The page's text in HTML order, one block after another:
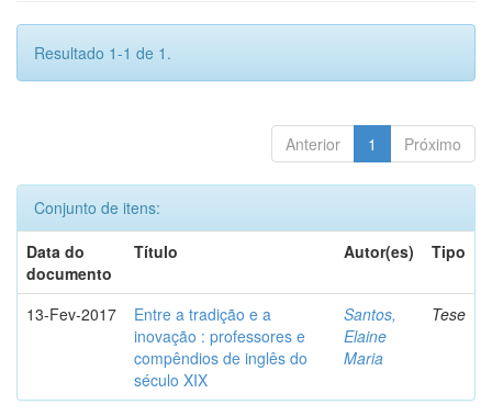
Resultado 1-1 de 1.
Anterior 1 Próximo
Conjunto de itens:
Data do
documento
Título Autor(es) Tipo
13-Fev-2017
Entre a tradição e a
inovação : professores e
compêndios de inglês do
século XIX
Santos,
Elaine
Maria
Tese